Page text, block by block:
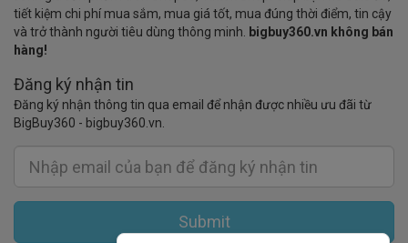
tiết kiệm chi phí mua sắm, mua giá tốt, mua đúng thời điểm, tin cậy
và trở thành người tiêu dùng thông minh. bigbuy360.vn không bán
hàng!
Đăng ký nhận tin
Đăng ký nhận thông tin qua email để nhận được nhiều ưu đãi từ
BigBuy360 - bigbuy360.vn.
Submit